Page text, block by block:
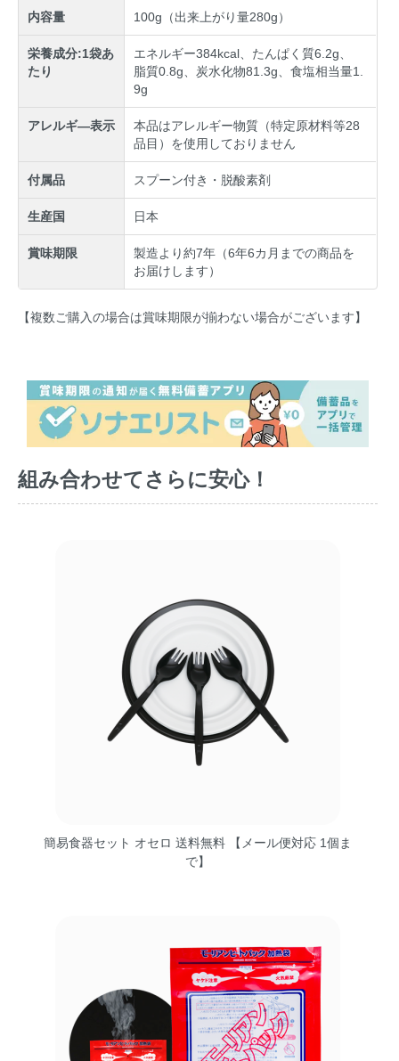
内容量 100g（出来上がり量280g）
栄養成分:1袋あ
たり
エネルギー384kcal、たんぱく質6.2g、
脂質0.8g、炭水化物81.3g、食塩相当量1.
9g
アレルギ―表示
本品はアレルギー物質（特定原材料等28
品目）を使用しておりません
付属品 スプーン付き・脱酸素剤
生産国 日本
賞味期限
製造より約7年（6年6カ月までの商品を
お届けします）
【複数ご購入の場合は賞味期限が揃わない場合がございます】
組み合わせてさらに安心！
簡易食器セット オセロ 送料無料 【メール便対応 1個ま
で】